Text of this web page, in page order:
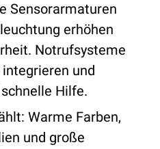
Sensorarmaturen
erhöhen
Notrufsysteme
und
Hilfe.
Warme Farben,
und große